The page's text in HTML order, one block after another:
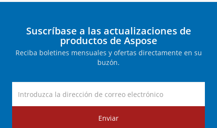
Suscríbase a las actualizaciones de
productos de Aspose
Reciba boletines mensuales y ofertas directamente en su
buzón.
Enviar